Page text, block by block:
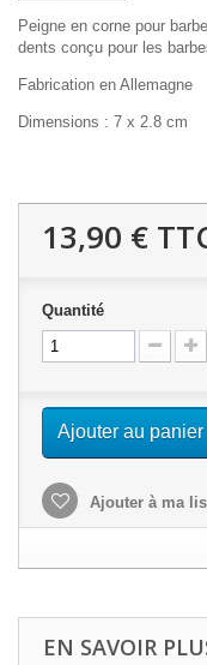
Peigne en corne pour
dents conçu pour les
Fabrication en Allemagne
Dimensions : 7 x 2.8 cm
13,90 €
Quantité
Ajouter au panier
Ajouter à ma
EN SAVOIR